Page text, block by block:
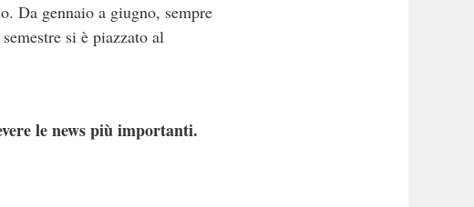
Da gennaio a giugno, sempre
si è piazzato al
le news più importanti.